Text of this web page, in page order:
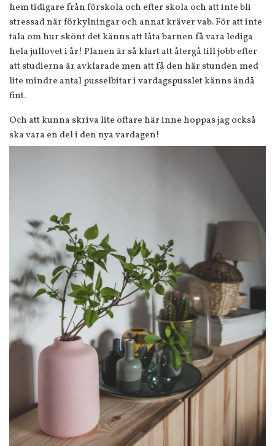
hem tidigare från förskola och efter skola och att inte bli
stressad när förkylningar och annat kräver vab. För att inte
tala om hur skönt det känns att låta barnen få vara lediga
hela jullovet i år! Planen är så klart att återgå till jobb efter
att studierna är avklarade men att få den här stunden med
lite mindre antal pusselbitar i vardagspusslet känns ändå
fint.
Och att kunna skriva lite oftare här inne hoppas jag också
ska vara en del i den nya vardagen!